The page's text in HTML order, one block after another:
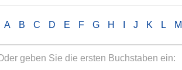
A B C D E F G H J K L M